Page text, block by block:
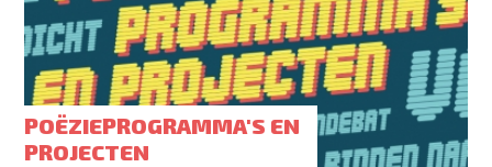
POËZIEPROGRAMMA'S EN
PROJECTEN